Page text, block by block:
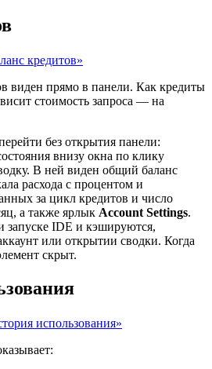
кредитов»
виден прямо в панели. Как кредиты
стоимость запроса — на
без открытия панели:
внизу окна по клику
В ней виден общий баланс
расхода с процентом и
за цикл кредитов и число
а также ярлык Account Settings.
запуске IDE и кэшируются,
или открытии сводки. Когда
скрыт.
использования»